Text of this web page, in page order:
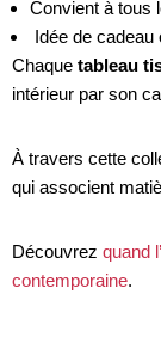
Convient à tous
Idée de cadeau
Chaque tableau
intérieur par son
À travers cette
qui associent
Découvrez quand l’
contemporaine.